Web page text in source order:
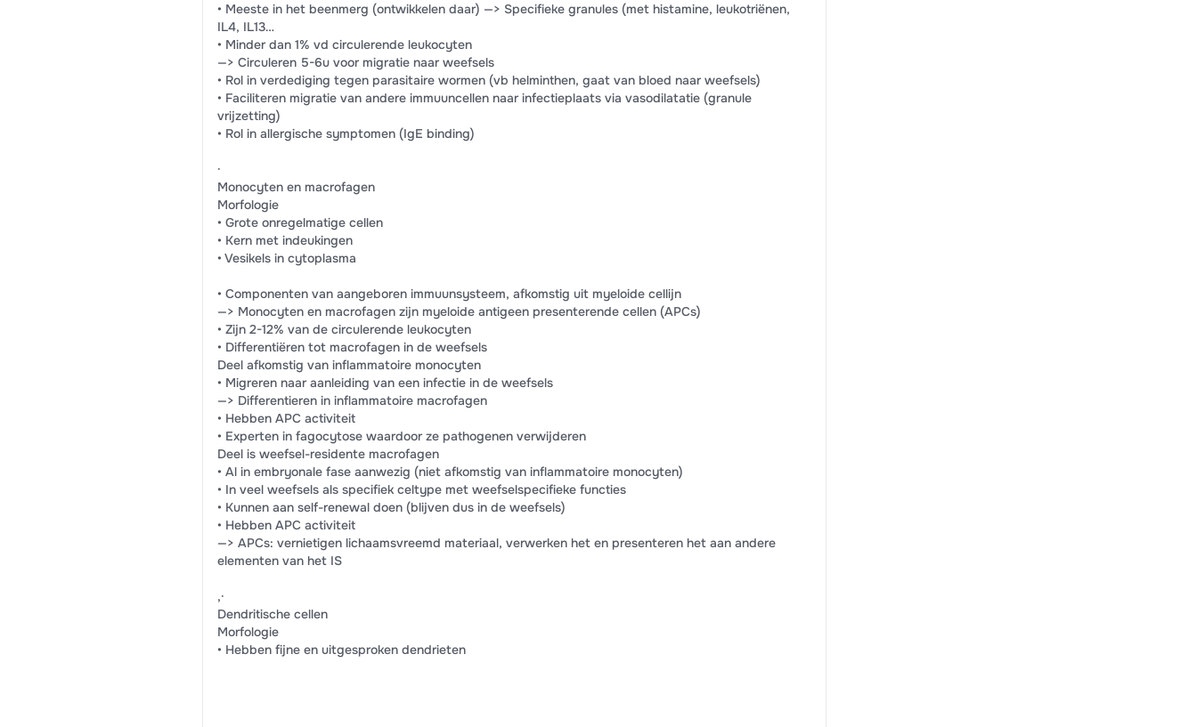
• Meeste in het beenmerg (ontwikkelen daar) —> Specifieke granules (met histamine, leukotriënen,
IL4, IL13…
• Minder dan 1% vd circulerende leukocyten
—> Circuleren 5-6u voor migratie naar weefsels
• Rol in verdediging tegen parasitaire wormen (vb helminthen, gaat van bloed naar weefsels)
• Faciliteren migratie van andere immuuncellen naar infectieplaats via vasodilatatie (granule
vrijzetting)
• Rol in allergische symptomen (IgE binding)
·
Monocyten en macrofagen
Morfologie
• Grote onregelmatige cellen
• Kern met indeukingen
• Vesikels in cytoplasma
• Componenten van aangeboren immuunsysteem, afkomstig uit myeloide cellijn
—> Monocyten en macrofagen zijn myeloide antigeen presenterende cellen (APCs)
• Zijn 2-12% van de circulerende leukocyten
• Differentiëren tot macrofagen in de weefsels
Deel afkomstig van inflammatoire monocyten
• Migreren naar aanleiding van een infectie in de weefsels
—> Differentieren in inflammatoire macrofagen
• Hebben APC activiteit
• Experten in fagocytose waardoor ze pathogenen verwijderen
Deel is weefsel-residente macrofagen
• Al in embryonale fase aanwezig (niet afkomstig van inflammatoire monocyten)
• In veel weefsels als specifiek celtype met weefselspecifieke functies
• Kunnen aan self-renewal doen (blijven dus in de weefsels)
• Hebben APC activiteit
—> APCs: vernietigen lichaamsvreemd materiaal, verwerken het en presenteren het aan andere
elementen van het IS
,·
Dendritische cellen
Morfologie
• Hebben fijne en uitgesproken dendrieten